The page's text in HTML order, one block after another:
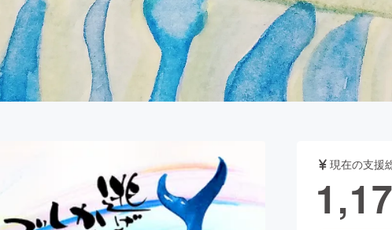
CAMPFIRE for Social Good
CAMPFIRE Creation
CAMPFIREふるさと納税
machi-yaコミュニティ
現在の支援